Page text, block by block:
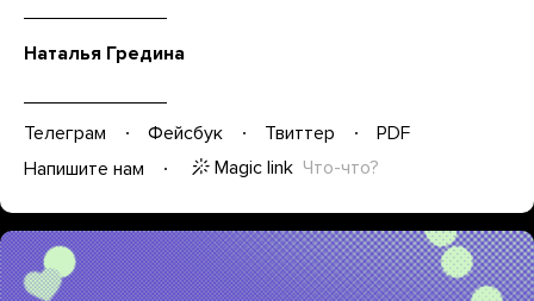
Наталья Гредина
Телеграм Фейсбук Твиттер
PDF
Напишите нам
Magic link Что-что?